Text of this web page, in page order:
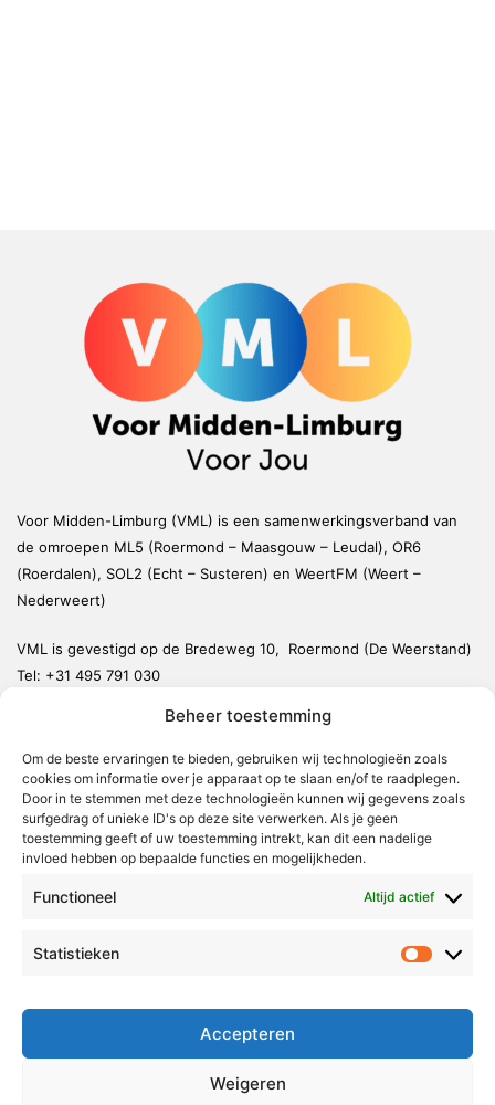
Beheer toestemming
Om de beste ervaringen te bieden, gebruiken wij technologieën zoals
cookies om informatie over je apparaat op te slaan en/of te raadplegen.
Door in te stemmen met deze technologieën kunnen wij gegevens zoals
surfgedrag of unieke ID's op deze site verwerken. Als je geen
toestemming geeft of uw toestemming intrekt, kan dit een nadelige
invloed hebben op bepaalde functies en mogelijkheden.
Functioneel Altijd actief
Statistieken
Accepteren
Weigeren
Voor Midden-Limburg (VML) is een samenwerkingsverband van
de omroepen ML5 (Roermond – Maasgouw – Leudal), OR6
(Roerdalen), SOL2 (Echt – Susteren) en WeertFM (Weert –
Nederweert)
VML is gevestigd op de Bredeweg 10, Roermond (De Weerstand)
Tel: +31 495 791 030
Weert
Nederweert
Leudal
Maasgouw
Echt-Susteren
Roermond
Radio & TV